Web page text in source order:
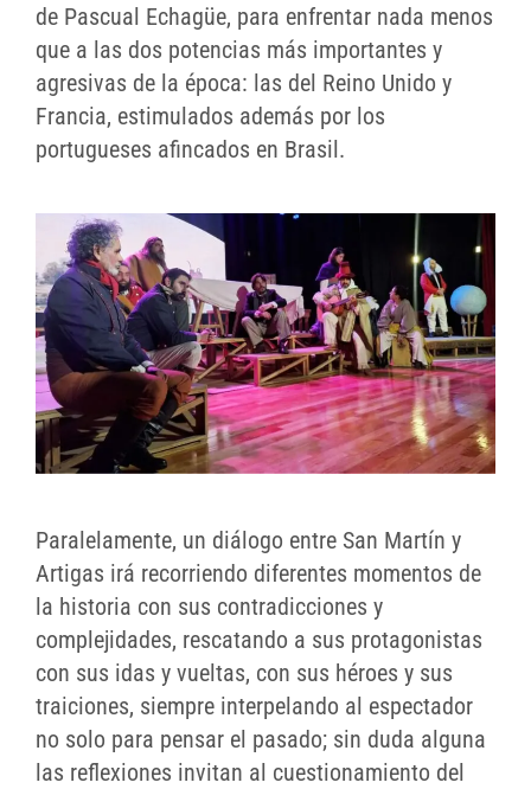
de Pascual Echagüe, para enfrentar nada menos
que a las dos potencias más importantes y
agresivas de la época: las del Reino Unido y
Francia, estimulados además por los
portugueses afincados en Brasil.
Paralelamente, un diálogo entre San Martín y
Artigas irá recorriendo diferentes momentos de
la historia con sus contradicciones y
complejidades, rescatando a sus protagonistas
con sus idas y vueltas, con sus héroes y sus
traiciones, siempre interpelando al espectador
no solo para pensar el pasado; sin duda alguna
las reflexiones invitan al cuestionamiento del